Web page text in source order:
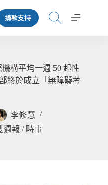
捐款支持
機構平均一週 50 起性
終於成立「無障礙考
李修慧
週報 / 時事